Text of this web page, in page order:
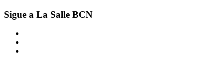
Sigue a La Salle BCN